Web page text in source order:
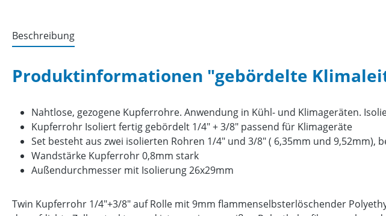
Beschreibung
Produktinformationen "gebördelte
Nahtlose, gezogene Kupferrohre. Anwendung in Kühl- und Klimageräten.
Kupferrohr Isoliert fertig gebördelt 1/4" + 3/8" passend für Klimageräte
Set besteht aus zwei isolierten Rohren 1/4" und 3/8" ( 6,35mm und
Wandstärke Kupferrohr 0,8mm stark
Außendurchmesser mit Isolierung 26x29mm
Twin Kupferrohr 1/4"+3/8" auf Rolle mit 9mm flammenselbsterlöschender